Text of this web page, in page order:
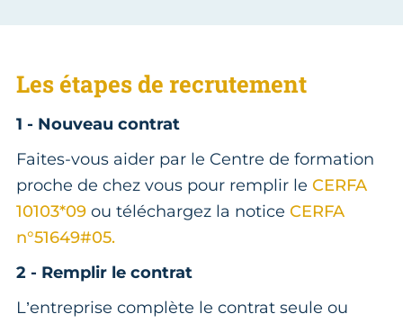
Les étapes de recrutement
1 - Nouveau contrat
Faites-vous aider par le Centre de formation
proche de chez vous pour remplir le CERFA
10103*09 ou téléchargez la notice CERFA
n°51649#05.
2 - Remplir le contrat
L’entreprise complète le contrat seule ou